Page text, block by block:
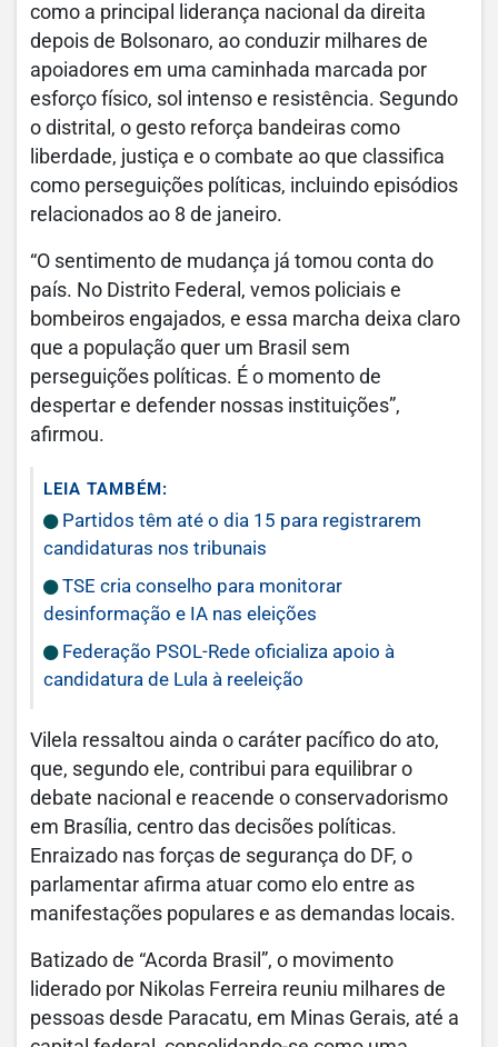
como a principal liderança nacional da direita
depois de Bolsonaro, ao conduzir milhares de
apoiadores em uma caminhada marcada por
esforço físico, sol intenso e resistência. Segundo
o distrital, o gesto reforça bandeiras como
liberdade, justiça e o combate ao que classifica
como perseguições políticas, incluindo episódios
relacionados ao 8 de janeiro.
“O sentimento de mudança já tomou conta do
país. No Distrito Federal, vemos policiais e
bombeiros engajados, e essa marcha deixa claro
que a população quer um Brasil sem
perseguições políticas. É o momento de
despertar e defender nossas instituições”,
afirmou.
LEIA TAMBÉM:
Partidos têm até o dia 15 para registrarem
candidaturas nos tribunais
TSE cria conselho para monitorar
desinformação e IA nas eleições
Federação PSOL-Rede oficializa apoio à
candidatura de Lula à reeleição
Vilela ressaltou ainda o caráter pacífico do ato,
que, segundo ele, contribui para equilibrar o
debate nacional e reacende o conservadorismo
em Brasília, centro das decisões políticas.
Enraizado nas forças de segurança do DF, o
parlamentar afirma atuar como elo entre as
manifestações populares e as demandas locais.
Batizado de “Acorda Brasil”, o movimento
liderado por Nikolas Ferreira reuniu milhares de
pessoas desde Paracatu, em Minas Gerais, até a